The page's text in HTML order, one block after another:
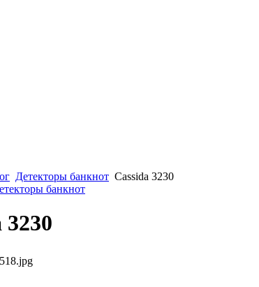
Детекторы банкнот Cassida 3230
банкнот
3230